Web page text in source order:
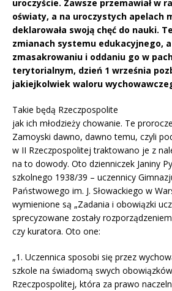
uroczyście. Zawsze przemawiał w
oświaty, a na uroczystych apelach
deklarowała swoją chęć do nauki.
zmianach systemu edukacyjnego,
zmasakrowaniu i oddaniu go w
terytorialnym, dzień 1 września
jakiejkolwiek waloru
Takie będą Rzeczpospolite
jak ich młodzieży chowanie. Te
Zamoyski dawno, dawno temu, czyli
w II Rzeczpospolitej traktowano je z
na to dowody. Oto dzienniczek Janiny
szkolnego 1938/39 – uczennicy
Państwowego im. J. Słowackiego w
wymienione są „Zadania i obowiązki
sprecyzowane zostały
czy kuratora. Oto one:
„1. Uczennica sposobi się przez
szkole na świadomą swych
Rzeczpospolitej, która za prawo